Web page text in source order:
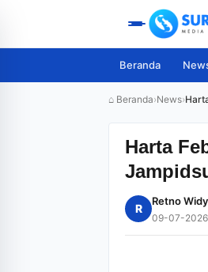
Beranda
⌂ Beranda›News›
Harta
R
Retno
09-07-